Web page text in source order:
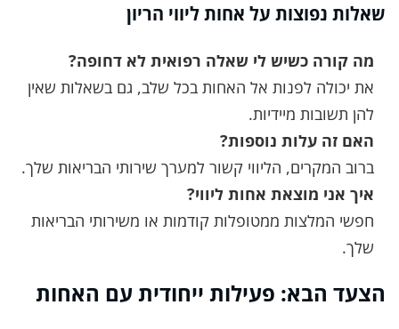
שאלות נפוצות על אחות ליווי הריון
מה קורה כשיש לי שאלה רפואית לא דחופה?
את יכולה לפנות אל האחות בכל שלב, גם בשאלות שאין
להן תשובות מיידיות.
האם זה עלות נוספות?
ברוב המקרים, הליווי קשור למערך שירותי הבריאות שלך.
איך אני מוצאת אחות ליווי?
חפשי המלצות ממטופלות קודמות או משירותי הבריאות
שלך.
הצעד הבא: פעילות ייחודית עם האחות